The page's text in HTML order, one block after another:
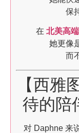
保
在 北美高
她更像
而
【西雅
待的陪
对 Daphne 来